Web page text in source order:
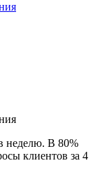
неделю. В 80%
клиентов за 4